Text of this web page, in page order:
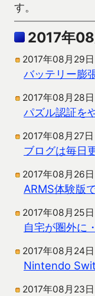
す。
2017年
2017年08月29日
バッテリー膨
2017年08月28日
パズル認証を
2017年08月27日
ブログは毎日
2017年08月26日
ARMS体験版
2017年08月25日
自宅が圏外に
2017年08月24日
Nintendo
2017年08月23日